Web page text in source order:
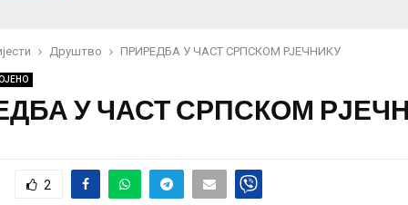
Друштво ПРИРЕДБА У ЧАСТ СРПСКОМ РЈЕЧНИКУ
У ЧАСТ СРПСКОМ
2